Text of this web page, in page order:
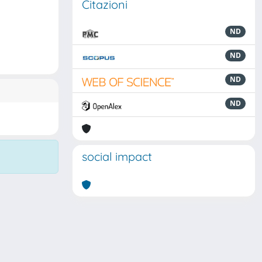
Citazioni
ND
ND
ND
ND
social impact